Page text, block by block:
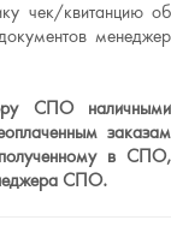
чек/квитанцию об
менеджер
СПО наличными
заказам
полученному в СПО,
СПО.